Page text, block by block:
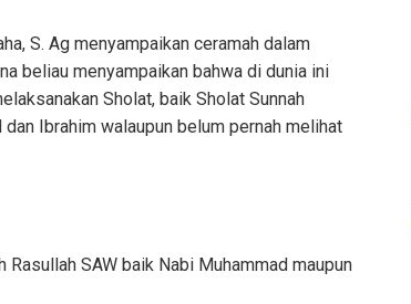
S. Ag menyampaikan ceramah dalam
beliau menyampaikan bahwa di dunia ini
Sholat, baik Sholat Sunnah
Ibrahim walaupun belum pernah melihat
SAW baik Nabi Muhammad maupun